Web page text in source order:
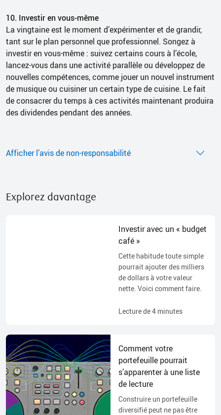
10. Investir en vous-même
La vingtaine est le moment d’expérimenter et de grandir,
tant sur le plan personnel que professionnel. Songez à
investir en vous-même : suivez certains cours à l’école,
lancez-vous dans une activité parallèle ou développez de
nouvelles compétences, comme jouer un nouvel instrument
de musique ou cuisiner un certain type de cuisine. Le fait
de consacrer du temps à ces activités maintenant produira
des dividendes pendant des années.
Afficher l’avis de non-responsabilité
Explorez davantage
Investir avec un « budget
café »
Cette habitude toute simple
pourrait ajouter des milliers
de dollars à votre valeur
nette. Voici comment faire.
Lecture de4 minutes
Comment votre
portefeuille pourrait
s’apparenter à une liste
de lecture
Construire un portefeuille
diversifié peut ne pas être